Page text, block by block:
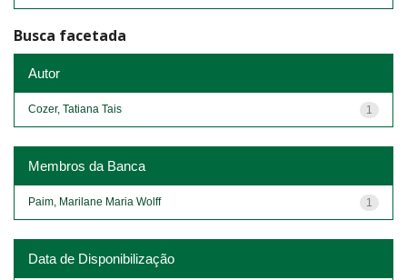
Busca facetada
Autor
1
Cozer, Tatiana Tais
Membros da Banca
1
Paim, Marilane Maria Wolff
Data de Disponibilização